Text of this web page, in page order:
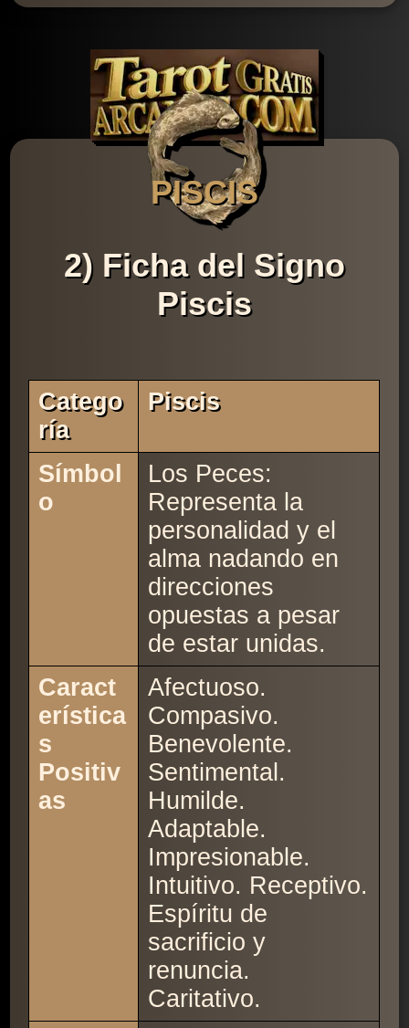
PISCIS
2) Ficha del Signo
Piscis
Catego
Ría
Piscis
Símbol
o
Los Peces:
Representa la
personalidad y el
alma nadando en
direcciones
opuestas a pesar
de estar unidas.
Caract
erística
s
Positiv
as
Afectuoso.
Compasivo.
Benevolente.
Sentimental.
Humilde.
Adaptable.
Impresionable.
Intuitivo. Receptivo.
Espíritu de
sacrificio y
renuncia.
Caritativo.